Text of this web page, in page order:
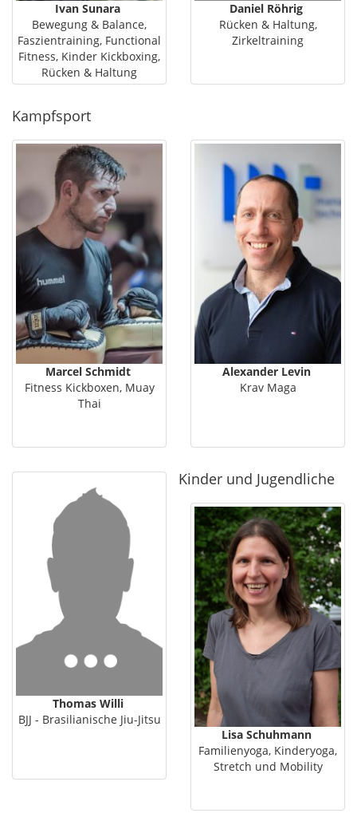
Ivan Sunara
Bewegung & Balance,
Faszientraining, Functional
Fitness, Kinder Kickboxing,
Rücken & Haltung
Daniel Röhrig
Rücken & Haltung,
Zirkeltraining
Kampfsport
Marcel Schmidt
Fitness Kickboxen, Muay
Thai
Alexander Levin
Krav Maga
Thomas Willi
BJJ - Brasilianische Jiu-Jitsu
Kinder und Jugendliche
Lisa Schuhmann
Familienyoga, Kinderyoga,
Stretch und Mobility